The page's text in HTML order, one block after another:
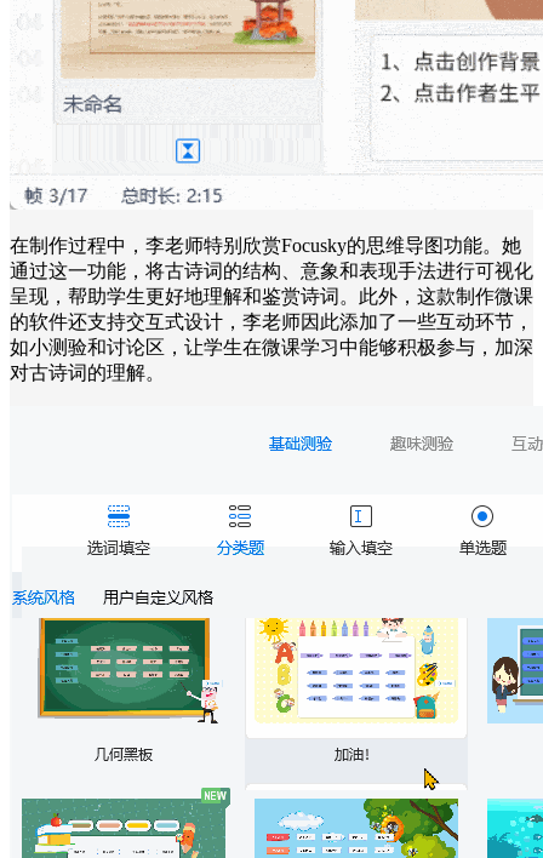
在制作过程中，李老师特别欣赏Focusky的思维导图功能。她
通过这一功能，将古诗词的结构、意象和表现手法进行可视化
呈现，帮助学生更好地理解和鉴赏诗词。此外，这款制作微课
的软件还支持交互式设计，李老师因此添加了一些互动环节，
如小测验和讨论区，让学生在微课学习中能够积极参与，加深
对古诗词的理解。